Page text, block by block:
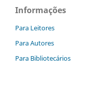
Informações
Para Leitores
Para Autores
Para Bibliotecários